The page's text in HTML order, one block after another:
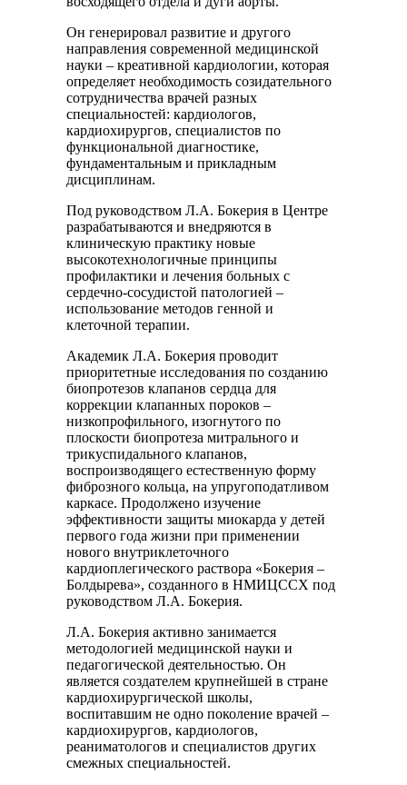
Он генерировал развитие и другого
направления современной медицинской
науки – креативной кардиологии, которая
определяет необходимость созидательного
сотрудничества врачей разных
специальностей: кардиологов,
кардиохирургов, специалистов по
функциональной диагностике,
фундаментальным и прикладным
дисциплинам.
Под руководством Л.А. Бокерия в Центре
разрабатываются и внедряются в
клиническую практику новые
высокотехнологичные принципы
профилактики и лечения больных с
сердечно-сосудистой патологией –
использование методов генной и
клеточной терапии.
Академик Л.А. Бокерия проводит
приоритетные исследования по созданию
биопротезов клапанов сердца для
коррекции клапанных пороков –
низкопрофильного, изогнутого по
плоскости биопротеза митрального и
трикуспидального клапанов,
воспроизводящего естественную форму
фиброзного кольца, на упругоподатливом
каркасе. Продолжено изучение
эффективности защиты миокарда у детей
первого года жизни при применении
нового внутриклеточного
кардиоплегического раствора «Бокерия –
Болдырева», созданного в НМИЦССХ под
руководством Л.А. Бокерия.
Л.А. Бокерия активно занимается
методологией медицинской науки и
педагогической деятельностью. Он
является создателем крупнейшей в стране
кардиохирургической школы,
воспитавшим не одно поколение врачей –
кардиохирургов, кардиологов,
реаниматологов и специалистов других
смежных специальностей.